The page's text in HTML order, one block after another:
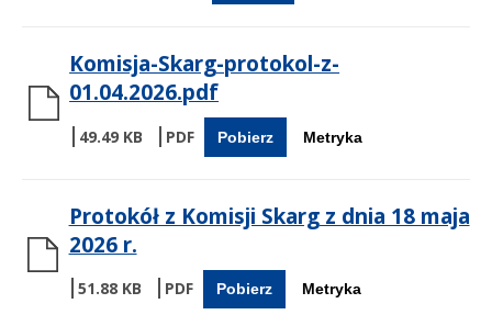
Komisja-Skarg-protokol-z-
01.04.2026.pdf
49.49 KB Pobierz Metryka
Protokół z Komisji Skarg z dnia 18 maja
2026 r.
51.88 KB Pobierz Metryka